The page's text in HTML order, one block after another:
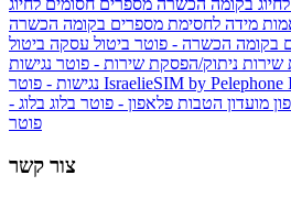
מידה לחסימת מספרים בקומה הכשרה
בקומה הכשרה - פוטר ביטול עסקה ביטול
שירות ניתוק/הפסקת שירות - פוטר נגישות
IsraelieSIM by Pelephone
מועדון הטבות פלאפון - פוטר בלוג בלוג -
פוטר
צור קשר